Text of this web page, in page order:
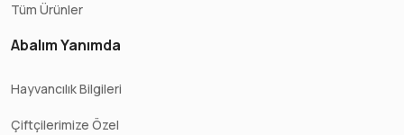
Tüm Ürünler
Abalım Yanımda
Hayvancılık Bilgileri
Çiftçilerimize Özel